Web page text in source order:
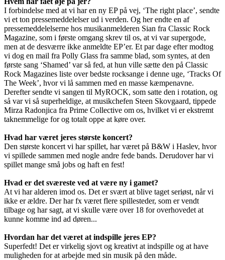
I forbindelse med at vi har en ny EP på vej, ‘The right place’, sendte
vi et ton pressemeddelelser ud i verden. Og her endte en af
pressemeddelelserne hos musikanmelderen Sian fra Classic Rock
Magazine, som i første omgang skrev til os, at vi var supergode,
men at de desværre ikke anmeldte EP’er. Et par dage efter modtog
vi dog en mail fra Polly Glass fra samme blad, som syntes, at den
første sang ‘Shamed’ var så fed, at hun ville sætte den på Classic
Rock Magazines liste over bedste rocksange i denne uge, ‘Tracks Of
The Week’, hvor vi lå sammen med en masse kæmpenavne.
Derefter sendte vi sangen til MyROCK, som satte den i rotation, og
så var vi så superheldige, at musikchefen Steen Skovgaard, tippede
Mirza Radonjica fra Prime Collective om os, hvilket vi er ekstremt
taknemmelige for og totalt oppe at køre over.
Hvad har været jeres største koncert?
Den største koncert vi har spillet, har været på B&W i Haslev, hvor
vi spillede sammen med nogle andre fede bands. Derudover har vi
spillet mange små jobs og haft en fest!
Hvad er det sværeste ved at være ny i gamet?
At vi har alderen imod os. Det er svært at blive taget seriøst, når vi
ikke er ældre. Der har fx været flere spillesteder, som er vendt
tilbage og har sagt, at vi skulle være over 18 for overhovedet at
kunne komme ind ad døren...
Hvordan har det været at indspille jeres EP?
Superfedt! Det er virkelig sjovt og kreativt at indspille og at have
muligheden for at arbejde med sin musik på den måde.